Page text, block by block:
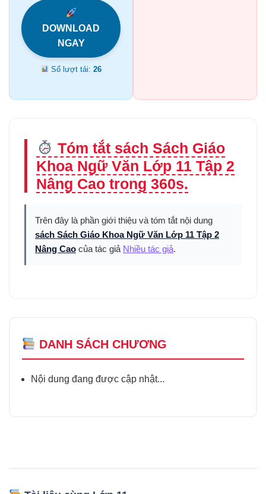
DOWNLOAD
NGAY
Số lượt tải:26
Tóm tắt sách Sách Giáo
Khoa Ngữ Văn Lớp 11 Tập 2
Nâng Cao trong 360s.
Trên đây là phần giới thiệu và tóm tắt nội dung
sách Sách Giáo Khoa Ngữ Văn Lớp 11 Tập 2
Nâng Cao của tác giả Nhiều tác giả.
DANH SÁCH CHƯƠNG
Nội dung đang được cập nhật...